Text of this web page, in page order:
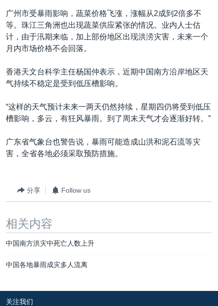
广州市受暴雨影响，蔬菜价格飞涨，涨幅从2成到2倍多不
等。珠江三角洲也出现蔬菜供应紧张的情况。业内人士估
计，由于汛期来临，加上部份地区出现洪涝灾害，未来一个
月内市场价格不会回落。
香港天文台科学主任杨国仲表示，近期中国南方沿岸地区天
气持续不稳定是受到低压槽影响。
“这样的天气预计未来一两天仍然持续，星期四仍将受到低压
槽影响，多云，有狂风暴雨。到了周末天气才会逐渐好转。”
广东省气象台也警告说，暴雨可能造成山洪和泥石流等灾
害，全省各地必须采取预防措施。
分享 Follow us
相关内容
中国南方洪灾中死亡人数上升
中国各地暴雨成灾多人流离
关注我们